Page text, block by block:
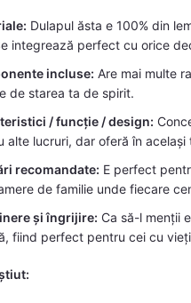
Dulapul ăsta e 100% din
integrează perfect cu orice
incluse: Are mai multe
de starea ta de spirit.
/ funcție / design:
alte lucruri, dar oferă în
recomandate: E perfect
de familie unde fiecare
și îngrijire: Ca să-l menții
fiind perfect pentru cei cu